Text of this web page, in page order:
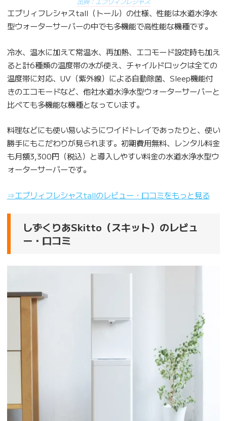
エブリィフレシャスtall（トール）の仕様、性能は水道水浄水
型ウォーターサーバーの中でも多機能で高性能な機種です。
冷水、温水に加えて常温水、再加熱、エコモード設定時も加え
ると計6種類の温度帯の水が使え、チャイルドロックは全ての
温度帯に対応、UV（紫外線）による自動除菌、Sleep機能付
きのエコモードなど、他社水道水浄水型ウォーターサーバーと
比べても多機能な機種となっています。
料理などにも使い易いようにワイドトレイであったりと、使い
勝手にもこだわりが見られます。初期費用無料、レンタル料金
も月額3,300円（税込）と導入しやすい料金の水道水浄水型ウ
ォーターサーバーです。
⇒エブリィフレシャスtallのレビュー・口コミをもっと見る
しずくりあSkitto（スキット）のレビュ
ー・口コミ